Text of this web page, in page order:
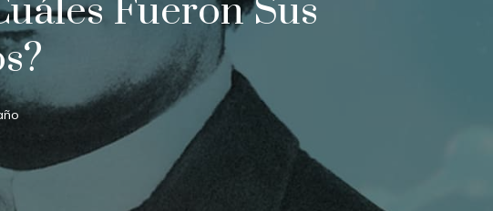
Fueron Sus